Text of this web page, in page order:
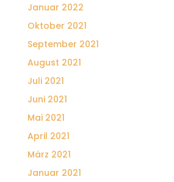
Januar 2022
Oktober 2021
September 2021
August 2021
Juli 2021
Juni 2021
Mai 2021
April 2021
März 2021
Januar 2021